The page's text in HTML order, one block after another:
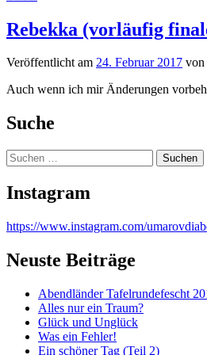
Rebekka (vorläufig
Veröffentlichtam 24. Februar 2017 von
Auch wenn ich mir Änderungen
Suche
Suchen
nach:
Instagram
https://www.instagram.com/
Neuste Beiträge
Abendländer Tafelrundefescht
Alles nur ein Traum?
Glück und Unglück
Was ein Fehler!
Ein schöner Tag (Teil 2)